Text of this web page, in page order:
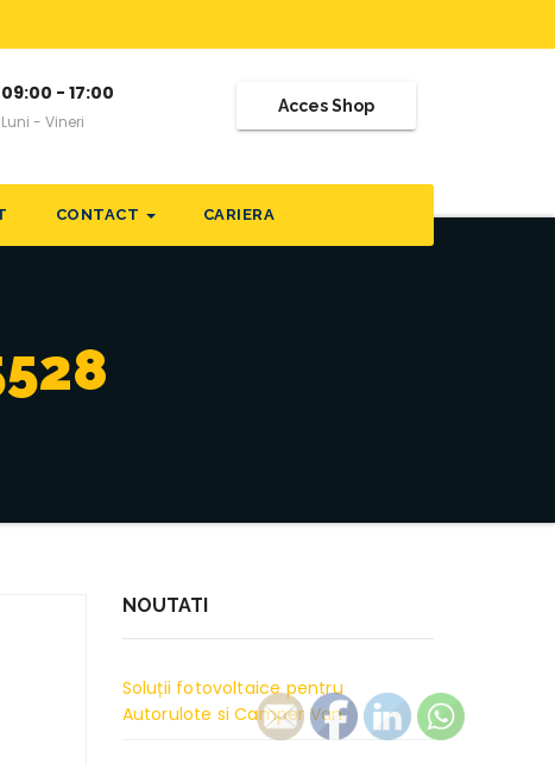
09:00 - 17:00
Luni - Vineri
Acces Shop
CONTACT CARIERA
NOUTATI
Soluții fotovoltaice pentru
Autorulote si Camper Van